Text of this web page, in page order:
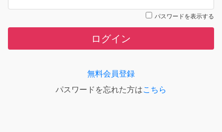
パスワードを表示する
ログイン
無料会員登録
パスワードを忘れた方はこちら